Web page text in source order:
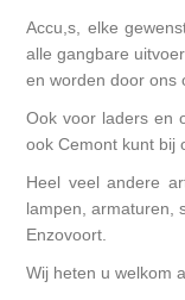
Accu,s, elke
alle gangbare
en worden door ons
Ook voor laders en
ook Cemont kunt bij
Heel veel andere
lampen, armaturen,
Enzovoort.
Wij heten u welkom